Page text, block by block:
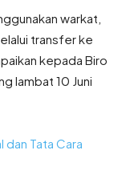
warkat,
transfer ke
kepada Biro
lambat 10 Juni
dan Tata Cara